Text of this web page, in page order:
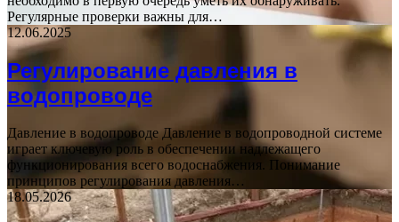
Регулярные проверки важны для…
12.06.2025
Регулирование давления в
водопроводе
Давление в водопроводе Давление в водопроводной системе
играет ключевую роль в обеспечении надлежащего
функционирования всего водоснабжения. Понимание
принципов регулирования давления…
18.05.2026